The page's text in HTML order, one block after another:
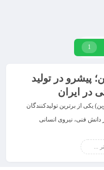
1
پیشرو در تولید
در ایران
یکی از برترین تولیدکنندگان
دانش فنی، نیروی انسانی
...